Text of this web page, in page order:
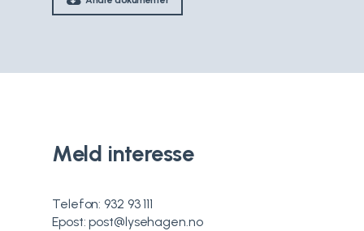
Meld interesse
Telefon: 932 93 111
Epost: post@lysehagen.no